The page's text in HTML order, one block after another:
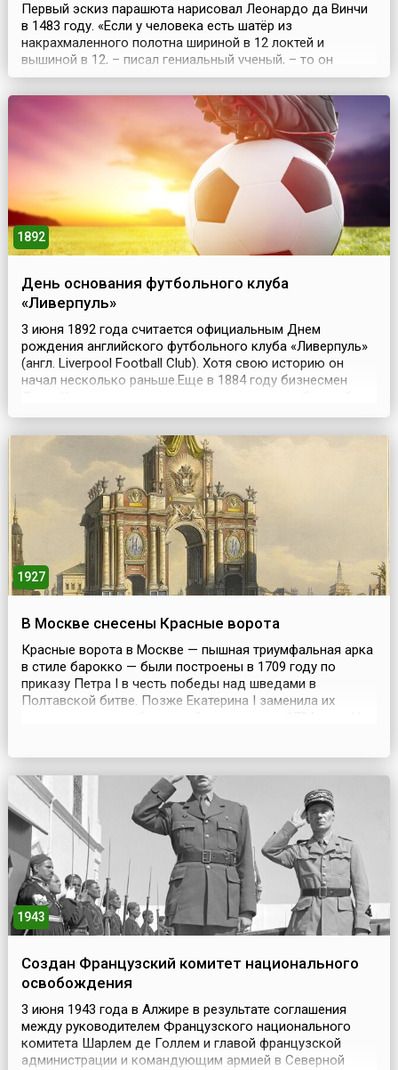
Первый эскиз парашюта нарисовал Леонардо да Винчи
в 1483 году. «Если у человека есть шатёр из
накрахмаленного полотна шириной в 12 локтей и
вышиной в 12, – писал гениальный ученый, – то он
сможет бросаться с любой высоты, без опасности для
себя».Парашют Леонардо был похож на современный,
однако отсутствие практической надобности в его
применении служило препятствием для изготовления
подобных с...
1892
День основания футбольного клуба
«Ливерпуль»
3 июня 1892 года считается официальным Днем
рождения английского футбольного клуба «Ливерпуль»
(англ. Liverpool Football Club). Хотя свою историю он
начал несколько раньше.Еще в 1884 году бизнесмен
президентом одной из самых уважаемых команд
собственном земельном участке стадион «Энфилд-роу...
1927
В Москве снесены Красные ворота
Красные ворота в Москве — пышная триумфальная арка
в стиле барокко — были построены в 1709 году по
приказу Петра I в честь победы над шведами в
Полтавской битве. Позже Екатерина I заменила их
1943
Создан Французский комитет национального
освобождения
3 июня 1943 года в Алжире в результате соглашения
между руководителем Французского национального
комитета Шарлем де Голлем и главой французской
администрации и командующим армией в Северной